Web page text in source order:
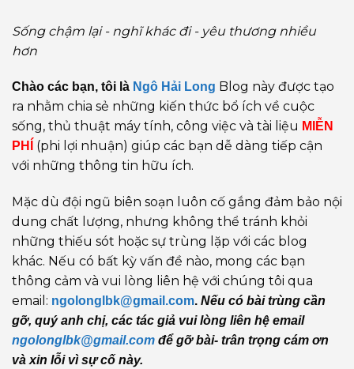
Sống chậm lại - nghĩ khác đi - yêu thương nhiều
hơn
Chào các bạn, tôi là Ngô Hải Long Blog này được tạo
ra nhằm chia sẻ những kiến thức bổ ích về cuộc
sống, thủ thuật máy tính, công việc và tài liệu MIỄN
PHÍ
(phi lợi nhuận) giúp các bạn dễ dàng tiếp cận
với những thông tin hữu ích.
Mặc dù đội ngũ biên soạn luôn cố gắng đảm bảo nội
dung chất lượng, nhưng không thể tránh khỏi
những thiếu sót hoặc sự trùng lặp với các blog
khác. Nếu có bất kỳ vấn đề nào, mong các bạn
thông cảm và vui lòng liên hệ với chúng tôi qua
email: ngolonglbk@gmail.com. Nếu có bài trùng cần
gỡ, quý anh chị, các tác giả vui lòng liên hệ email
ngolonglbk@gmail.com để gỡ bài- trân trọng cám ơn
và xin lỗi vì sự cố này.